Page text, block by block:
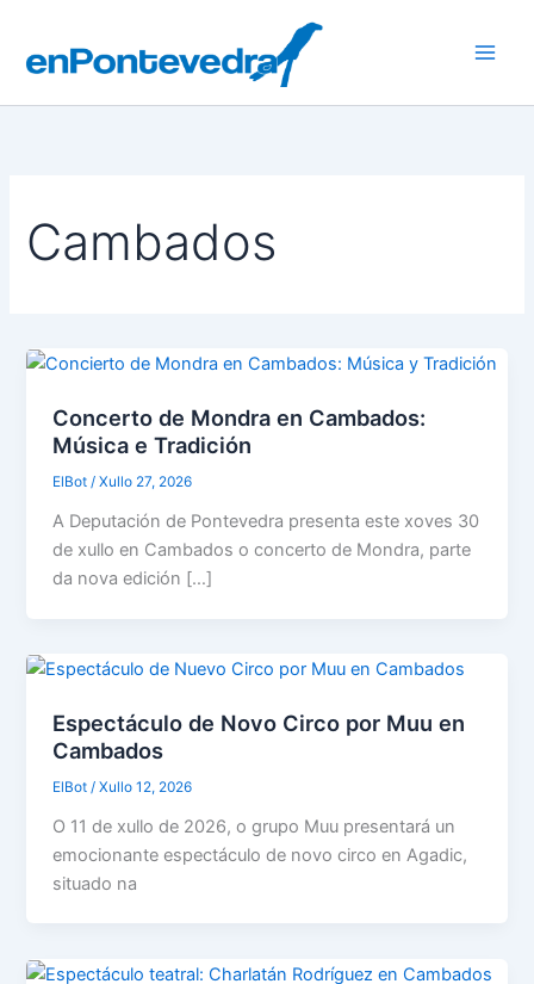
contido
Cambados
Concerto de Mondra en Cambados:
Música e Tradición
ElBot/Xullo 27, 2026
A Deputación de Pontevedra presenta este xoves 30
de xullo en Cambados o concerto de Mondra, parte
da nova edición […]
Espectáculo de Novo Circo por Muu en
Cambados
ElBot /Xullo 12, 2026
O 11 de xullo de 2026, o grupo Muu presentará un
emocionante espectáculo de novo circo en Agadic,
situado na